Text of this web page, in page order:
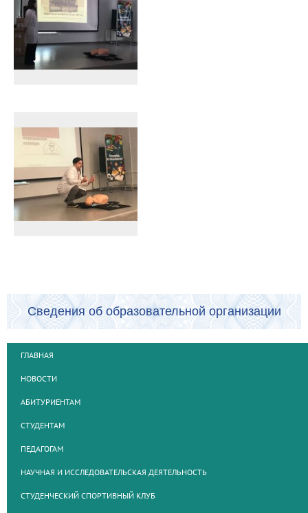
Сведения об образовательной организации
ГЛАВНАЯ
НОВОСТИ
АБИТУРИЕНТАМ
СТУДЕНТАМ
ПЕДАГОГАМ
НАУЧНАЯ И ИССЛЕДОВАТЕЛЬСКАЯ ДЕЯТЕЛЬНОСТЬ
СТУДЕНЧЕСКИЙ СПОРТИВНЫЙ КЛУБ